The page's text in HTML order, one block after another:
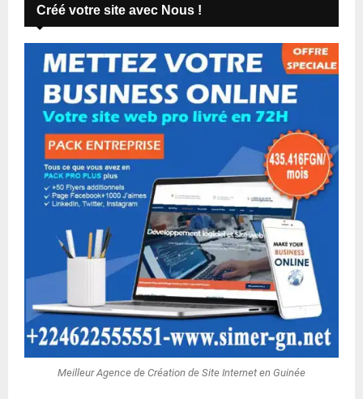
Créé votre site avec Nous !
Meilleur Agence de Création de Site Internet en Guinée